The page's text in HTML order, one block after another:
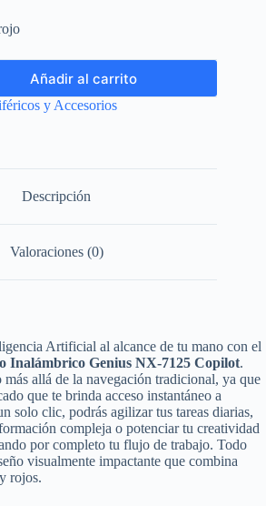
Añadir al carrito
y Accesorios
Descripción
Valoraciones (0)
Artificial al alcance de tu mano con el
Inalámbrico Genius NX-7125 Copilot.
allá de la navegación tradicional, ya que
que te brinda acceso instantáneo a
solo clic, podrás agilizar tus tareas diarias,
compleja o potenciar tu creatividad
por completo tu flujo de trabajo. Todo
visualmente impactante que combina
rojos.